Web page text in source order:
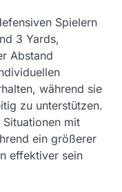
Spielern
3 Yards,
Abstand
während sie
zu unterstützen.
mit
ein größerer
effektiver sein